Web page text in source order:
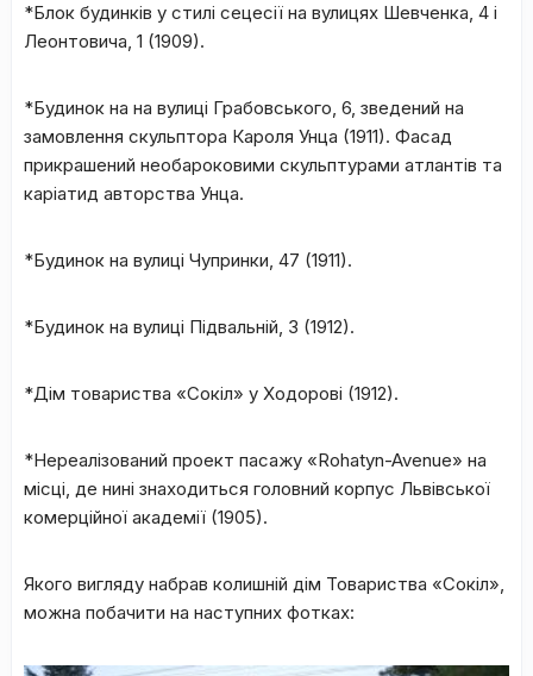
*Блок будинків у стилі сецесії на вулицях Шевченка, 4 і
Леонтовича, 1 (1909).
*Будинок на на вулиці Грабовського, 6, зведений на
замовлення скульптора Кароля Унца (1911). Фасад
прикрашений необароковими скульптурами атлантів та
каріатид авторства Унца.
*Будинок на вулиці Чупринки, 47 (1911).
*Будинок на вулиці Підвальній, 3 (1912).
*Дім товариства «Сокіл» у Ходорові (1912).
*Нереалізований проект пасажу «Rohatyn-Avenue» на
місці, де нині знаходиться головний корпус Львівської
комерційної академії (1905).
Якого вигляду набрав колишній дім Товариства «Сокіл»,
можна побачити на наступних фотках: